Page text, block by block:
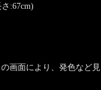
:67cm)
画面により、発色など